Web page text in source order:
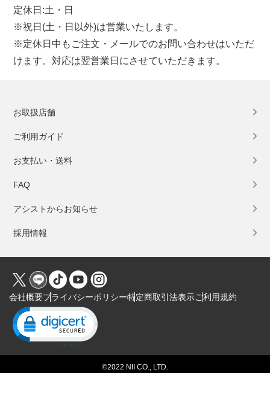
定休日:土・日
※祝日(土・日以外)は営業いたします。
※定休日中もご注文・メールでのお問い合わせはいただ
けます。対応は翌営業日にさせていただきます。
お取扱店舗
ご利用ガイド
お支払い・送料
FAQ
アシストからお知らせ
採用情報
会社概要プライバシーポリシー特定商取引法表示ご利用規約
Click to open certificate verification popup
©2022 NII CO., LTD.